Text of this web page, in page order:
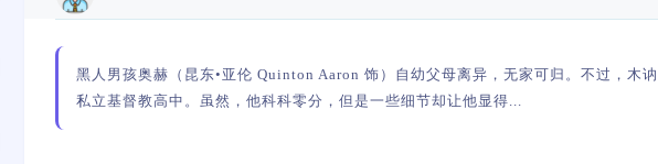
黑人男孩奥赫（昆东•亚伦 Quinton Aaron 饰）自幼父母离异，无家可归。不过，木
私立基督教高中。虽然，他科科零分，但是一些细节却让他显得...